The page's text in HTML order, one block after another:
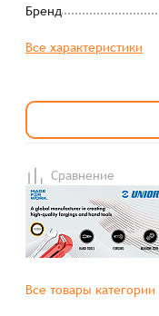
Бренд
Все характеристики
Сравнение
Все товары категории